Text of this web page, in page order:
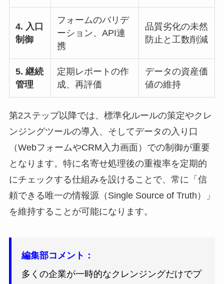
4. 入口
制御
フォームのバリデ
ーション、API連
携
品質劣化の未然
防止と工数削減
5. 継続
管理
定期レポートの作
成、再評価
データの資産価
値の維持
第2ステップ以降では、標準化ルールの策定やクレ
ンジングツールの導入、そしてデータの入り口
（WebフォームやCRM入力画面）での制御が重要
となります。特に名寄せ処理後の重複率を定期的
にチェックする仕組みを設けることで、常に「信
頼できる唯一の情報源（Single Source of Truth）」
を維持することが可能になります。
編集部コメント：
多くの企業が一時的なクレンジングだけでプ